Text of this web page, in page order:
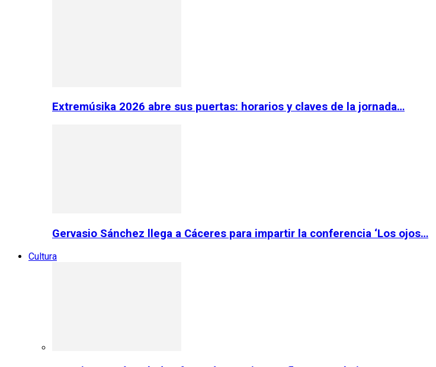
Extremúsika 2026 abre sus puertas: horarios y claves de la jornada…
Gervasio Sánchez llega a Cáceres para impartir la conferencia ‘Los ojos…
Cultura